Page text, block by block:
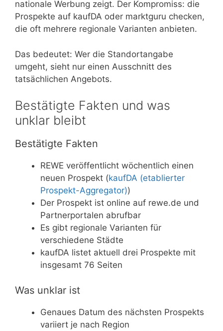
nationale Werbung zeigt. Der Kompromiss: die
Prospekte auf kaufDA oder marktguru checken,
die oft mehrere regionale Varianten anbieten.
Das bedeutet: Wer die Standortangabe
umgeht, sieht nur einen Ausschnitt des
tatsächlichen Angebots.
Bestätigte Fakten und was
unklar bleibt
Bestätigte Fakten
REWE veröffentlicht wöchentlich einen
neuen Prospekt (kaufDA (etablierter
Prospekt-Aggregator))
Der Prospekt ist online auf rewe.de und
Partnerportalen abrufbar
Es gibt regionale Varianten für
verschiedene Städte
kaufDA listet aktuell drei Prospekte mit
insgesamt 76 Seiten
Was unklar ist
Genaues Datum des nächsten Prospekts
variiert je nach Region